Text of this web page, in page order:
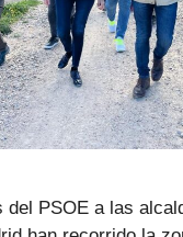
del PSOE a las